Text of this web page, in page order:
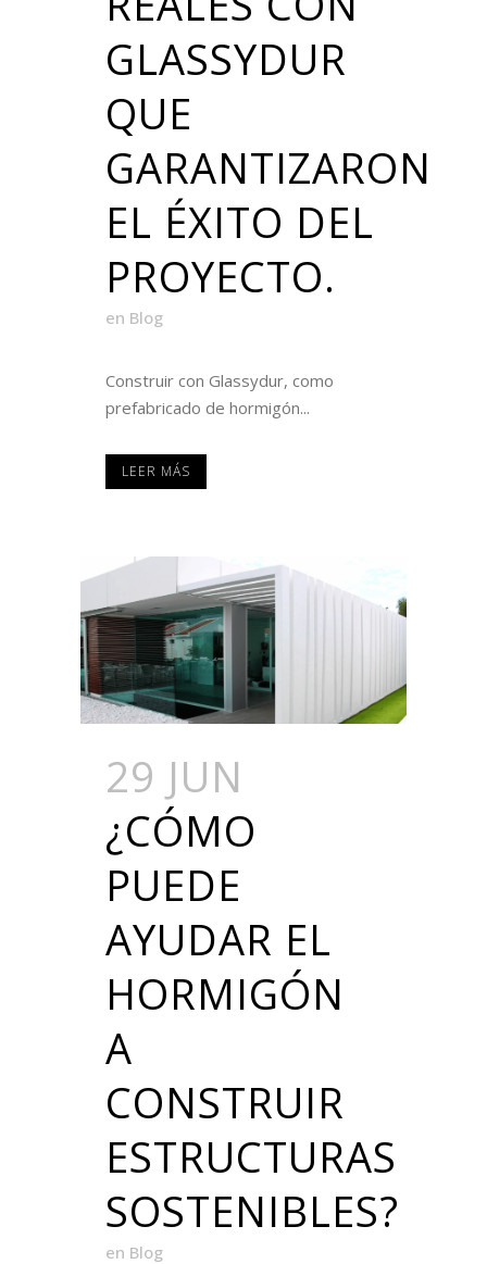
GLASSYDUR
QUE
GARANTIZARON
EL ÉXITO DEL
PROYECTO.
en Blog
Construir con Glassydur, como
prefabricado de hormigón...
LEER MÁS
29 JUN
¿CÓMO
PUEDE
AYUDAR EL
HORMIGÓN
A
CONSTRUIR
ESTRUCTURAS
SOSTENIBLES?
en Blog